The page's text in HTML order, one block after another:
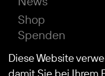
Shop
Spenden
Impressum
Datenschutz
Diese Website